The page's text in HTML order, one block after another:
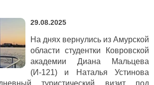
29.08.2025
На днях вернулись из Амурской
области студентки Ковровской
академии Диана Мальцева
(И-121) и Наталья Устинова